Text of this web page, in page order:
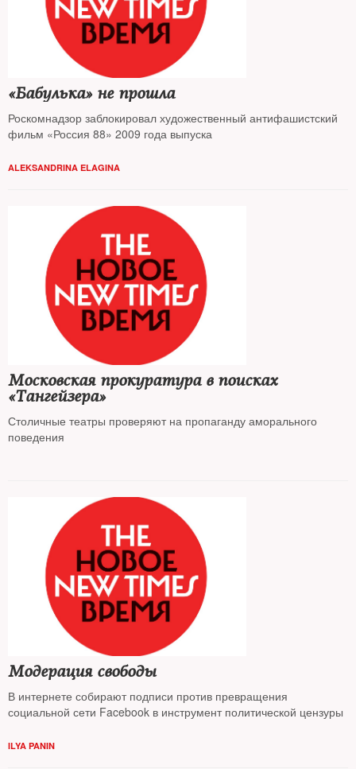
«Бабулька» не прошла
Роскомнадзор заблокировал художественный антифашистский
фильм «Россия 88» 2009 года выпуска
ALEKSANDRINA ELAGINA
Московская прокуратура в поисках
«Тангейзера»
Столичные театры проверяют на пропаганду аморального
поведения
Модерация свободы
В интернете собирают подписи против превращения
социальной сети Facebook в инструмент политической цензуры
ILYA PANIN